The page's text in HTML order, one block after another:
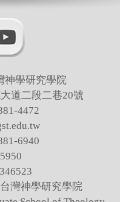
神學研究學院
道二段二巷20號
4472
6940
灣神學研究學院